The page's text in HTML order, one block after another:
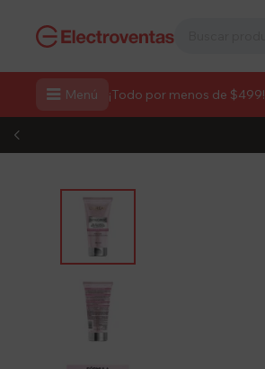
 Menú ¡Todo por menos de $499!